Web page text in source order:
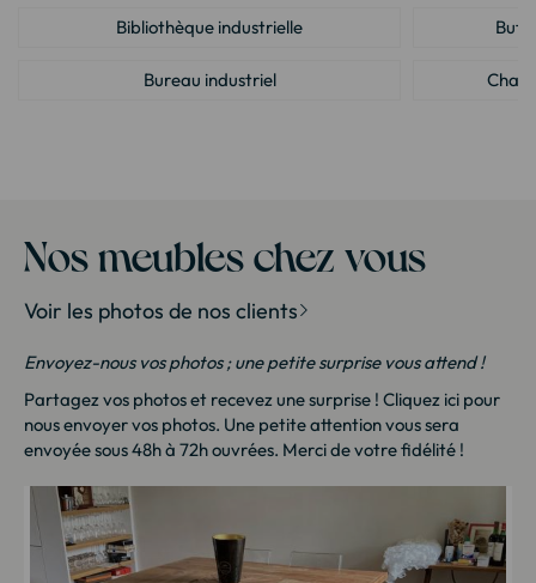
Bibliothèque industrielle
Bureau industriel
Meuble house : Meuble design pour la maison
Table console industrielle Table
Table de chevet industrielle Table de
Table haute industrielle
Tabouret de bar industriel Îlot de
Nos meubles chez vous
Voir les photos de nos clients
Envoyez-nous vos photos ; une petite surprise vous attend !
Partagez vos photos et recevez une surprise ! Cliquez ici pour
nous envoyer vos photos. Une petite attention vous sera
envoyée sous 48h à 72h ouvrées. Merci de votre fidélité !